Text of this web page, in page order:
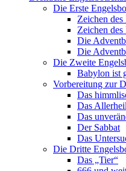
Die Erste
Zeichen des
Zeichen des
Die
Die
Die Zweite
Babylon ist
Vorbereitung zur
Das
Das
Das
Der Sabbat
Das
Die Dritte
Das „Tier“